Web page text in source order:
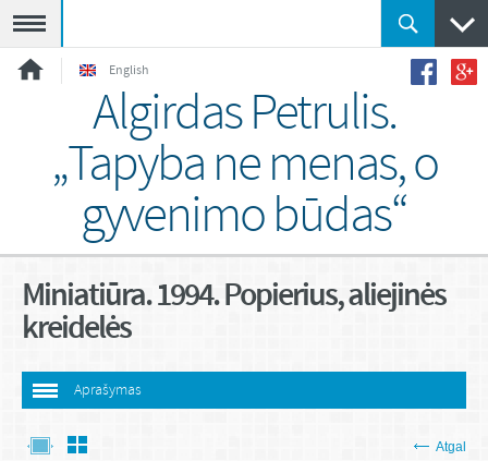
English
Algirdas Petrulis.
„Tapyba ne menas, o
gyvenimo būdas“
Miniatiūra. 1994. Popierius, aliejinės
kreidelės
Aprašymas
Atgal